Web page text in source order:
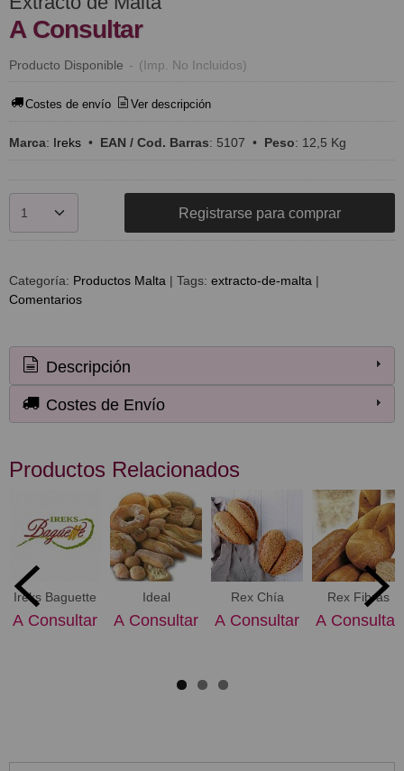
A Consultar
Producto Disponible - (Imp. No Incluidos)
Costes de envío Ver descripción
Marca: Ireks • EAN / Cod. Barras: 5107 • Peso: 12,5 Kg
Registrarse para comprar
Categoría: Productos Malta | Tags: extracto-de-malta |
Comentarios
Descripción
Costes de Envío
Productos Relacionados
Ireks Baguette
A Consultar
​Ideal
A Consultar
Rex Chía
A Consultar
Rex Fibras
A Consultar